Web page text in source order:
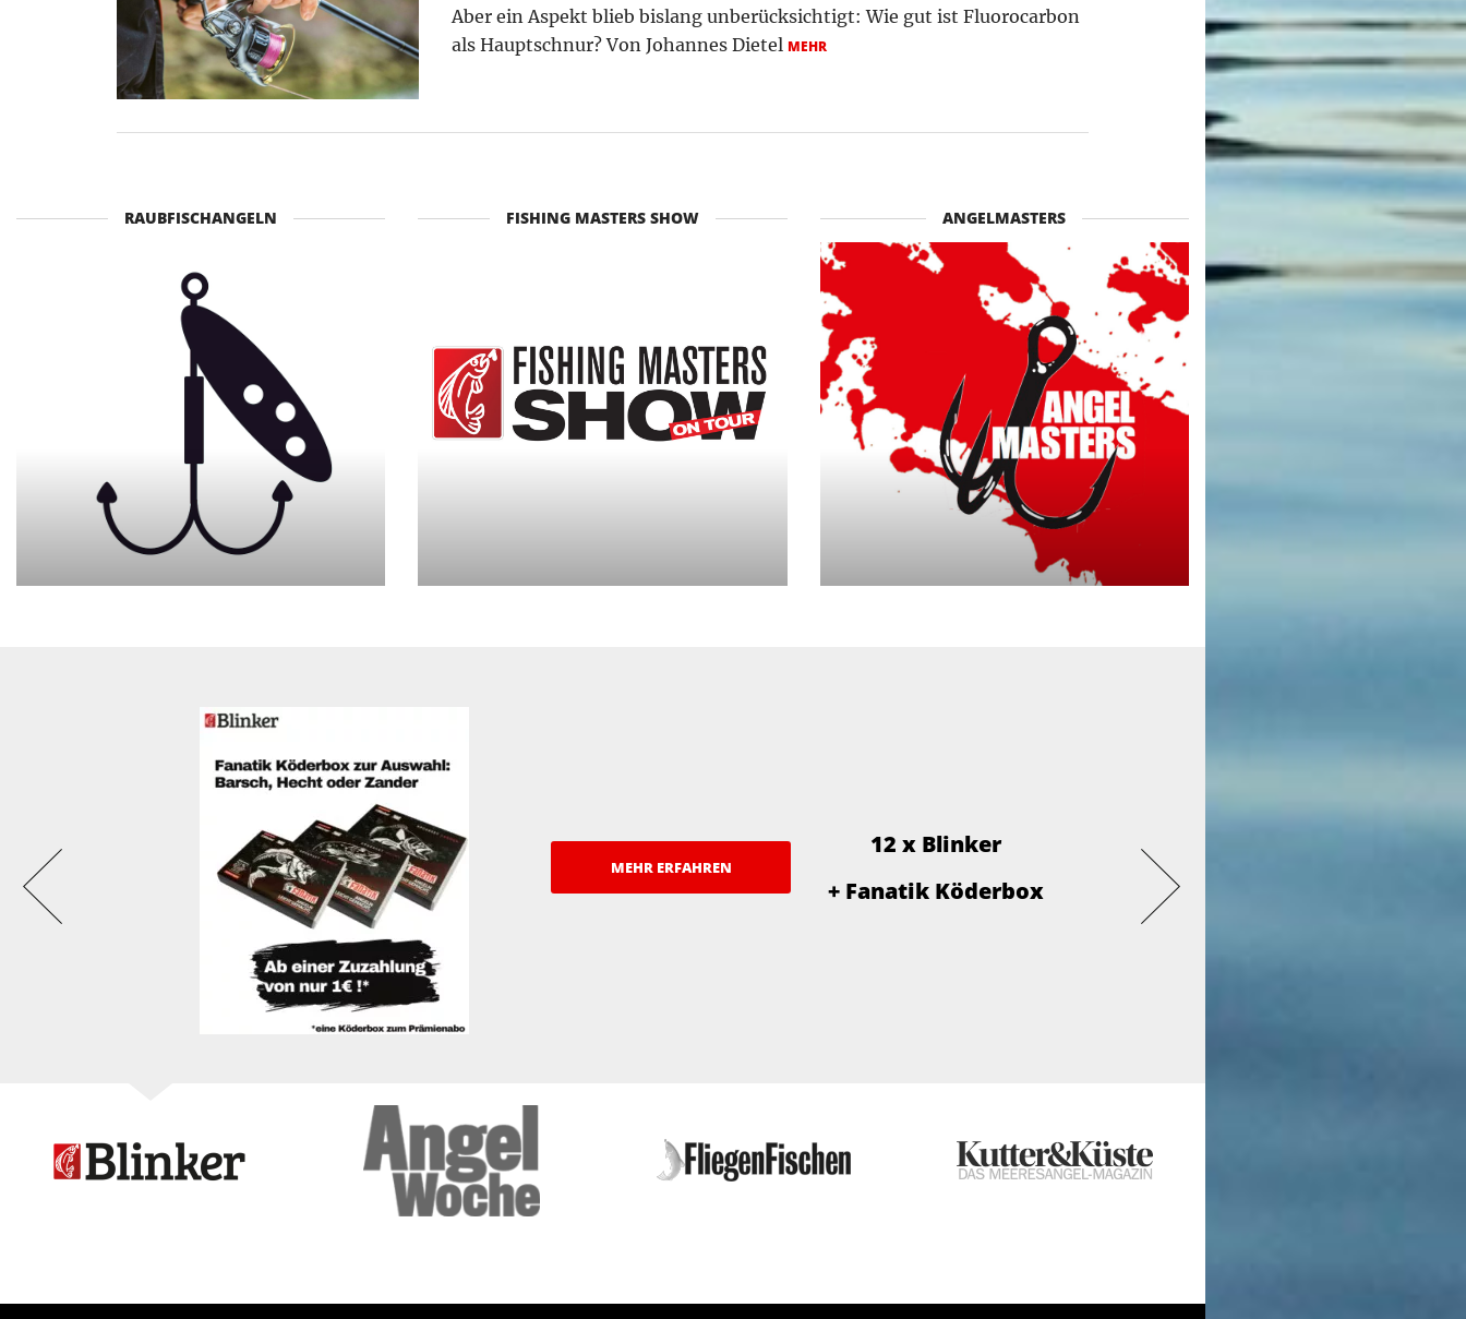
Aber ein Aspekt blieb bislang unberücksichtigt: Wie gut ist Fluorocarbon
als Hauptschnur? Von Johannes Dietel MEHR
RAUBFISCHANGELN FISHING MASTERS SHOW ANGELMASTERS
12 x Blinker
+ Fanatik Köderbox
MEHR ERFAHREN